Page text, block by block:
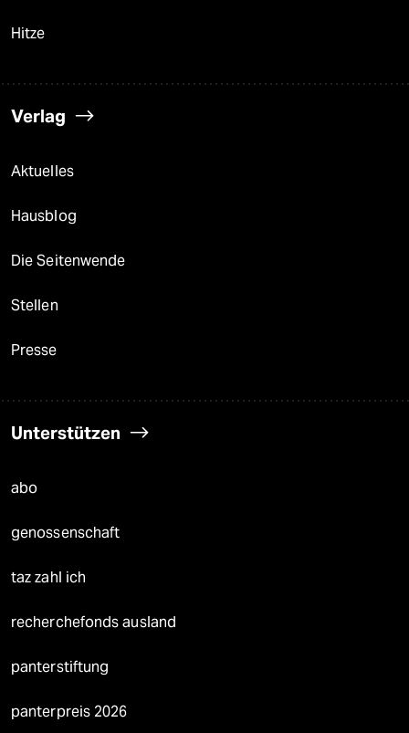
Hitze
Verlag
Aktuelles
Hausblog
Die Seitenwende
Stellen
Presse
Unterstützen
abo
genossenschaft
taz zahl ich
recherchefonds ausland
panterstiftung
panterpreis 2026